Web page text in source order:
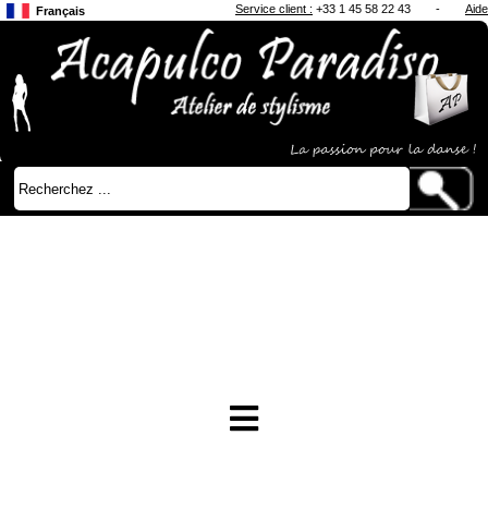
Français
Japonais
Service client : +33 1 45 58 22 43 - Aide